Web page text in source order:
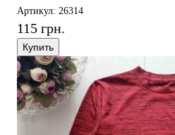
Артикул: 26314
115 грн.
Купить